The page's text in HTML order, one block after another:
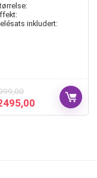
inkludert: